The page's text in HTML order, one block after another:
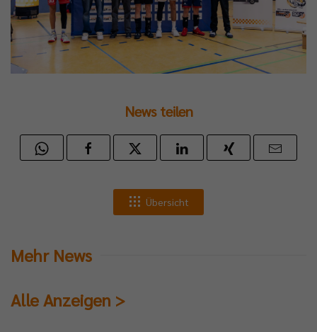
News teilen
Übersicht
Mehr News
Alle Anzeigen >